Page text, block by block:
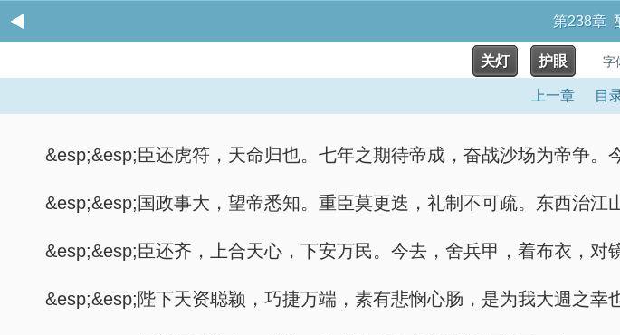
第238章
关灯 护眼 字
上一章 目
&esp;&esp;臣还虎符，天命归也。七年之期待帝成，奋战沙场为帝争。
&esp;&esp;国政事大，望帝悉知。重臣莫更迭，礼制不可疏。东西治江
&esp;&esp;臣还齐，上合天心，下安万民。今去，舍兵甲，着布衣，对
&esp;&esp;陛下天资聪颖，巧捷万端，素有悲悯心肠，是为我大週之幸